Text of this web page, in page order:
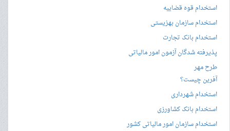
استخدام قوه قضاییه
استخدام سازمان بهزیستی
استخدام بانک تجارت
پذیرفته شدگان آزمون امور مالیاتی
طرح مهر
آفرین چیست؟
استخدام شهرداری
استخدام بانک کشاورزی
استخدام سازمان امور مالیاتی کشور